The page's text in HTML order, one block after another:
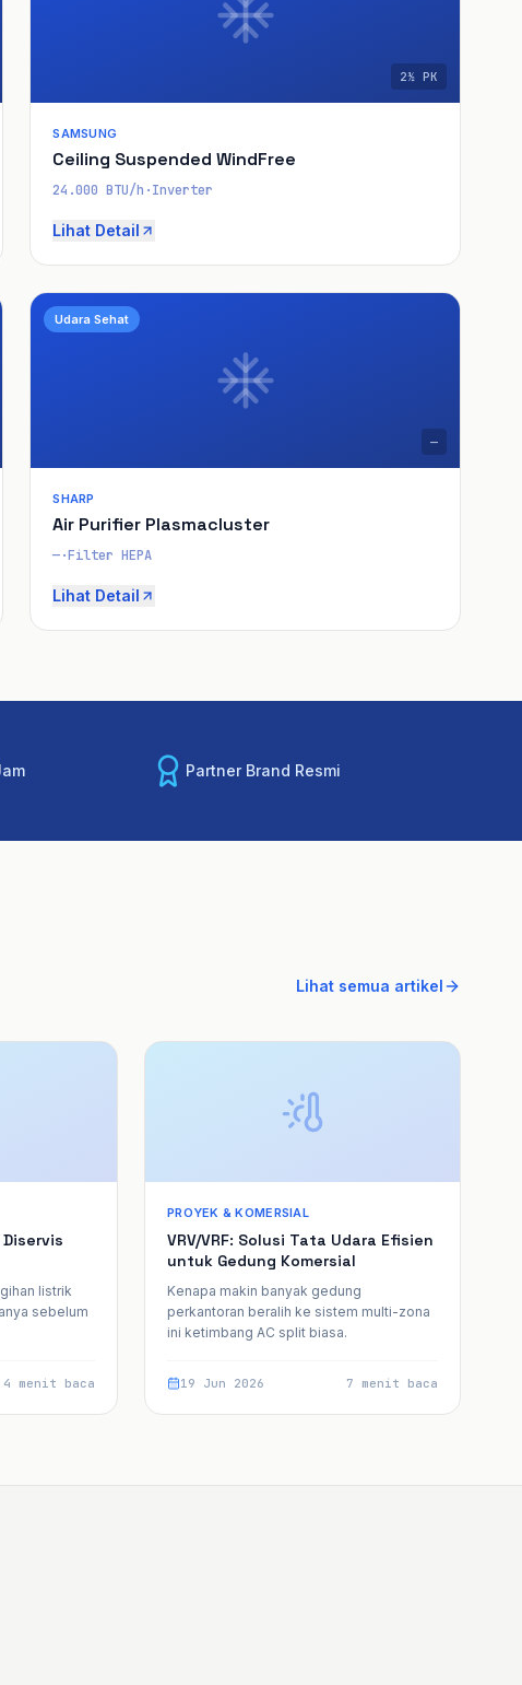
2½ PK
SAMSUNG
Ceiling Suspended WindFree
24.000 BTU/h ·Inverter
Lihat Detail
Udara Sehat
—
SHARP
Air Purifier Plasmacluster
—·Filter HEPA
Lihat Detail
Partner Brand Resmi
Lihat semua artikel
listrik
sebelum
4 menit baca
PROYEK & KOMERSIAL
VRV/VRF: Solusi Tata Udara Efisien
untuk Gedung Komersial
Kenapa makin banyak gedung
perkantoran beralih ke sistem multi-zona
ini ketimbang AC split biasa.
19 Jun 2026 7 menit baca